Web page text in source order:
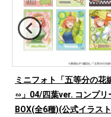
ミニフォト「五等分の花
∽」04/四葉ver. コンプリ
BOX(全6種)(公式イラス